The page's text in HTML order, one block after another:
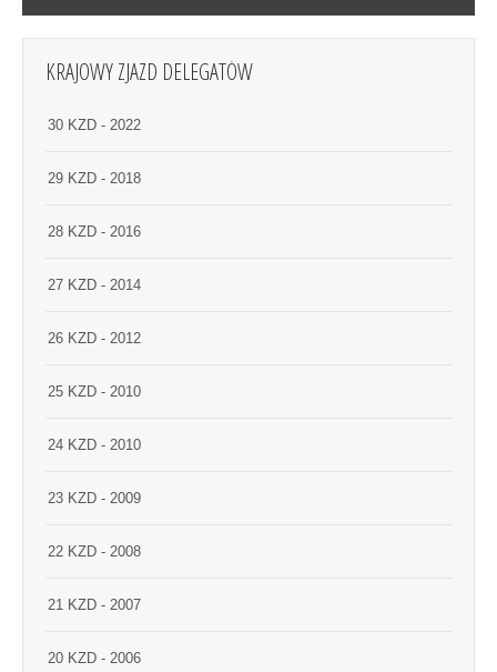
KRAJOWY ZJAZD DELEGATÓW
30 KZD - 2022
29 KZD - 2018
28 KZD - 2016
27 KZD - 2014
26 KZD - 2012
25 KZD - 2010
24 KZD - 2010
23 KZD - 2009
22 KZD - 2008
21 KZD - 2007
20 KZD - 2006